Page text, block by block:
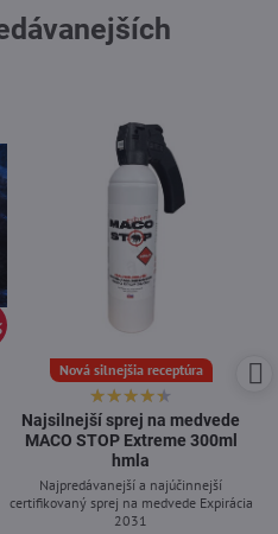
Nová silnejšia receptúra
Najsilnejší sprej na medvede
MACO STOP Extreme 300ml
hmla
Najpredávanejší a najúčinnejší
certifikovaný sprej na medvede Expirácia
2031